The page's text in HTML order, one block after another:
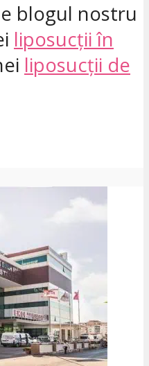
blogul nostru
liposucții în
liposucții de